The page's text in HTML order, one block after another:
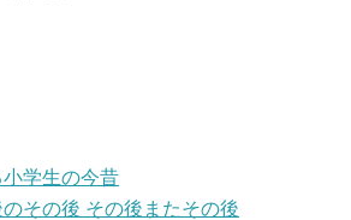
学生の今昔
その後 その後またその後